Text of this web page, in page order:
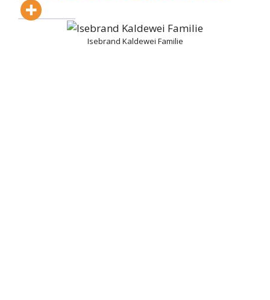
Isebrand Kaldewei Familie